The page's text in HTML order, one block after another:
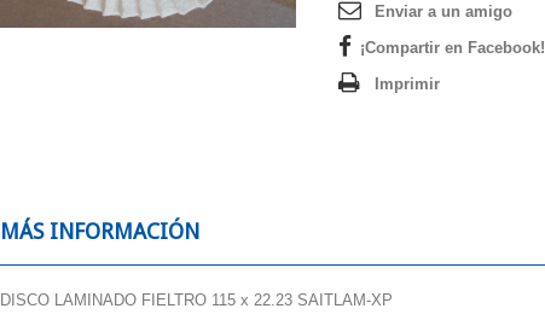
Enviar a un amigo
¡Compartir en Facebook!
Imprimir
MÁS INFORMACIÓN
DISCO LAMINADO FIELTRO 115 x 22.23 SAITLAM-XP